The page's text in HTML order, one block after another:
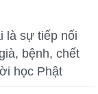
là sự tiếp nối
bệnh, chết
học Phật